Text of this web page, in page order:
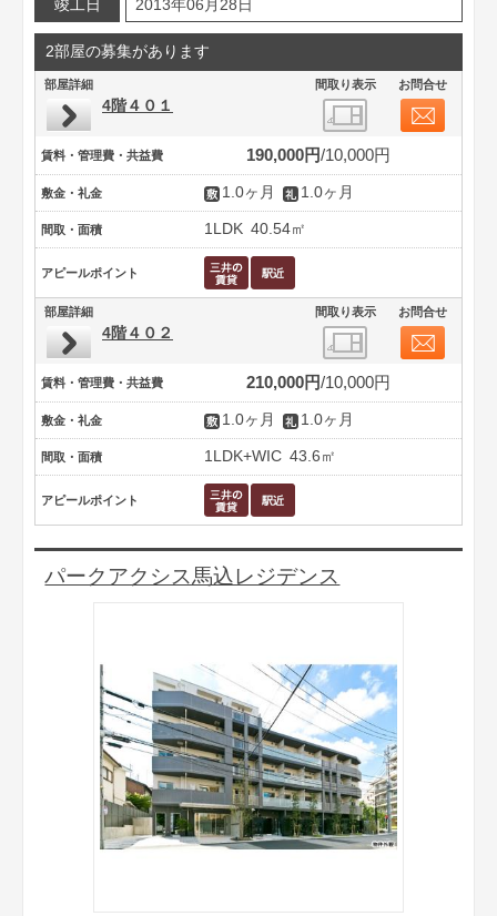
竣工日 2013年06月28日
2部屋の募集があります
部屋詳細 間取り表示 お問合せ
4階４０１
賃料・管理費・共益費 190,000円 10,000円
敷金・礼金 1.0ヶ月 1.0ヶ月
間取・面積 1LDK 40.54㎡
アピールポイント
部屋詳細 間取り表示 お問合せ
4階４０２
賃料・管理費・共益費 210,000円 10,000円
敷金・礼金 1.0ヶ月 1.0ヶ月
間取・面積 1LDK+WIC 43.6㎡
アピールポイント
パークアクシス馬込レジデンス